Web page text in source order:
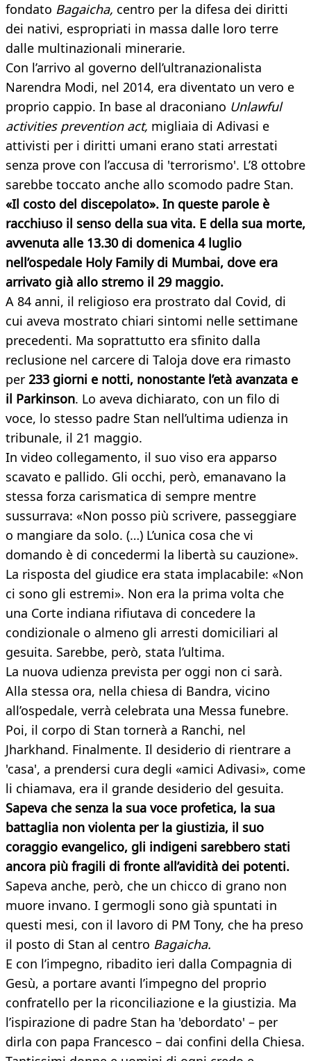
fondato Bagaicha, centro per la difesa dei diritti
dei nativi, espropriati in massa dalle loro terre
dalle multinazionali minerarie.
Con l’arrivo al governo dell’ultranazionalista
Narendra Modi, nel 2014, era diventato un vero e
proprio cappio. In base al draconiano Unlawful
activities prevention act, migliaia di Adivasi e
attivisti per i diritti umani erano stati arrestati
senza prove con l’accusa di 'terrorismo'. L’8 ottobre
sarebbe toccato anche allo scomodo padre Stan.
«Il costo del discepolato». In queste parole è
racchiuso il senso della sua vita. E della sua morte,
avvenuta alle 13.30 di domenica 4 luglio
nell’ospedale Holy Family di Mumbai, dove era
arrivato già allo stremo il 29 maggio.
A 84 anni, il religioso era prostrato dal Covid, di
cui aveva mostrato chiari sintomi nelle settimane
precedenti. Ma soprattutto era sfinito dalla
reclusione nel carcere di Taloja dove era rimasto
per 233 giorni e notti, nonostante l’età avanzata e
il Parkinson. Lo aveva dichiarato, con un filo di
voce, lo stesso padre Stan nell’ultima udienza in
tribunale, il 21 maggio.
In video collegamento, il suo viso era apparso
scavato e pallido. Gli occhi, però, emanavano la
stessa forza carismatica di sempre mentre
sussurrava: «Non posso più scrivere, passeggiare
o mangiare da solo. (…) L’unica cosa che vi
domando è di concedermi la libertà su cauzione».
La risposta del giudice era stata implacabile: «Non
ci sono gli estremi». Non era la prima volta che
una Corte indiana rifiutava di concedere la
condizionale o almeno gli arresti domiciliari al
gesuita. Sarebbe, però, stata l’ultima.
La nuova udienza prevista per oggi non ci sarà.
Alla stessa ora, nella chiesa di Bandra, vicino
all’ospedale, verrà celebrata una Messa funebre.
Poi, il corpo di Stan tornerà a Ranchi, nel
Jharkhand. Finalmente. Il desiderio di rientrare a
'casa', a prendersi cura degli «amici Adivasi», come
li chiamava, era il grande desiderio del gesuita.
Sapeva che senza la sua voce profetica, la sua
battaglia non violenta per la giustizia, il suo
coraggio evangelico, gli indigeni sarebbero stati
ancora più fragili di fronte all’avidità dei potenti.
Sapeva anche, però, che un chicco di grano non
muore invano. I germogli sono già spuntati in
questi mesi, con il lavoro di PM Tony, che ha preso
il posto di Stan al centro Bagaicha.
E con l’impegno, ribadito ieri dalla Compagnia di
Gesù, a portare avanti l’impegno del proprio
confratello per la riconciliazione e la giustizia. Ma
l’ispirazione di padre Stan ha 'debordato' – per
dirla con papa Francesco – dai confini della Chiesa.